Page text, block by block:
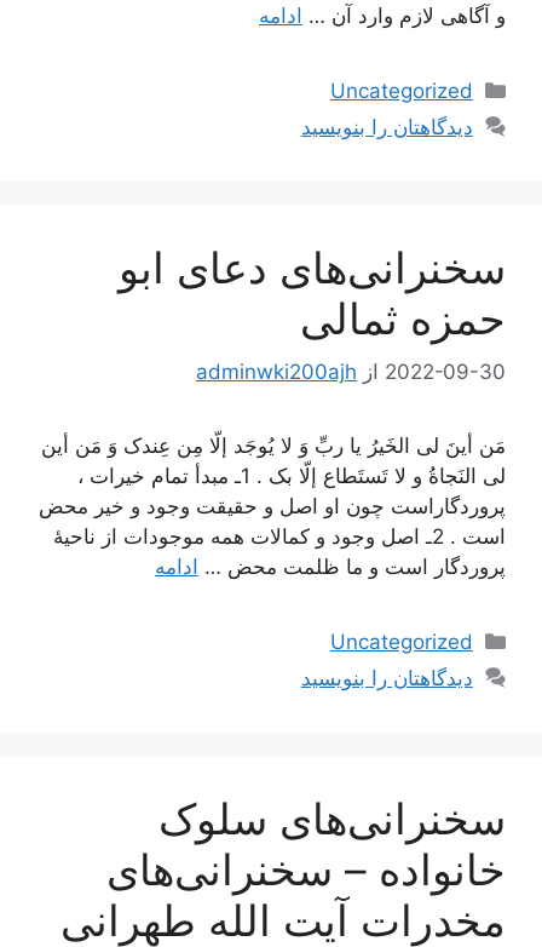
و آگاهی لازم وارد آن … ادامه
دسته‌ها
Uncategorized
دیدگاهتان را بنویسید
سخنرانی‌های دعای ابو
حمزه ثمالی
2022-09-30 از adminwki200ajh
مَن أینَ لی الخَیرُ یا ربِّ وَ لا یُوجَد إلّا مِن عِندک وَ مَن أین
لی النَجاةُ و لا تَستَطاع إلّا بک . 1ـ مبدأ تمام خیرات ،
پروردگاراست چون او اصل و حقیقت وجود و خیر محض
است . 2ـ اصل وجود و کمالات همه موجودات از ناحیۀ
پروردگار است و ما ظلمت محض … ادامه
دسته‌ها
Uncategorized
دیدگاهتان را بنویسید
سخنرانی‌های سلوک
خانواده – سخنرانی‌های
مخدرات آیت الله طهرانی